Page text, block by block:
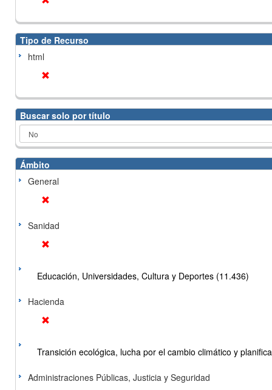
Tipo de Recurso
html
Buscar solo por título
Ámbito
General
Sanidad
Educación, Universidades, Cultura y Deportes (11.436)
Hacienda
Transición ecológica, lucha por el cambio climático y
Administraciones Públicas, Justicia y Seguridad